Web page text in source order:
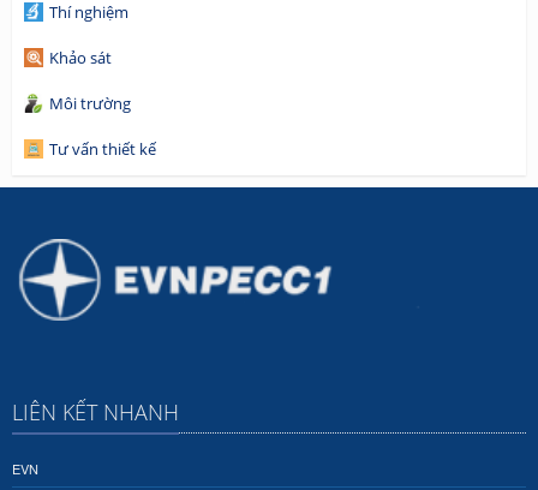
Thí nghiệm
Khảo sát
Môi trường
Tư vấn thiết kế
LIÊN KẾT NHANH
EVN